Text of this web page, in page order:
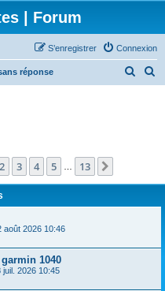
| Forum
Connexion
S’enregistrer
réponse
c
c
1sur13
2 3 4 5 13
août 2026 10:46
1040
juil. 2026 10:45